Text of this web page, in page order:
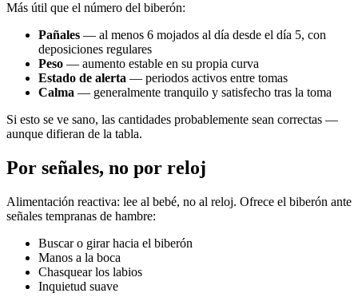
Más útil que el número del biberón:
Pañales — al menos 6 mojados al día desde el día 5, con
deposiciones regulares
Peso — aumento estable en su propia curva
Estado de alerta — periodos activos entre tomas
Calma — generalmente tranquilo y satisfecho tras la toma
Si esto se ve sano, las cantidades probablemente sean correctas —
aunque difieran de la tabla.
Por señales, no por reloj
Alimentación reactiva: lee al bebé, no al reloj. Ofrece el biberón ante
señales tempranas de hambre:
Buscar o girar hacia el biberón
Manos a la boca
Chasquear los labios
Inquietud suave